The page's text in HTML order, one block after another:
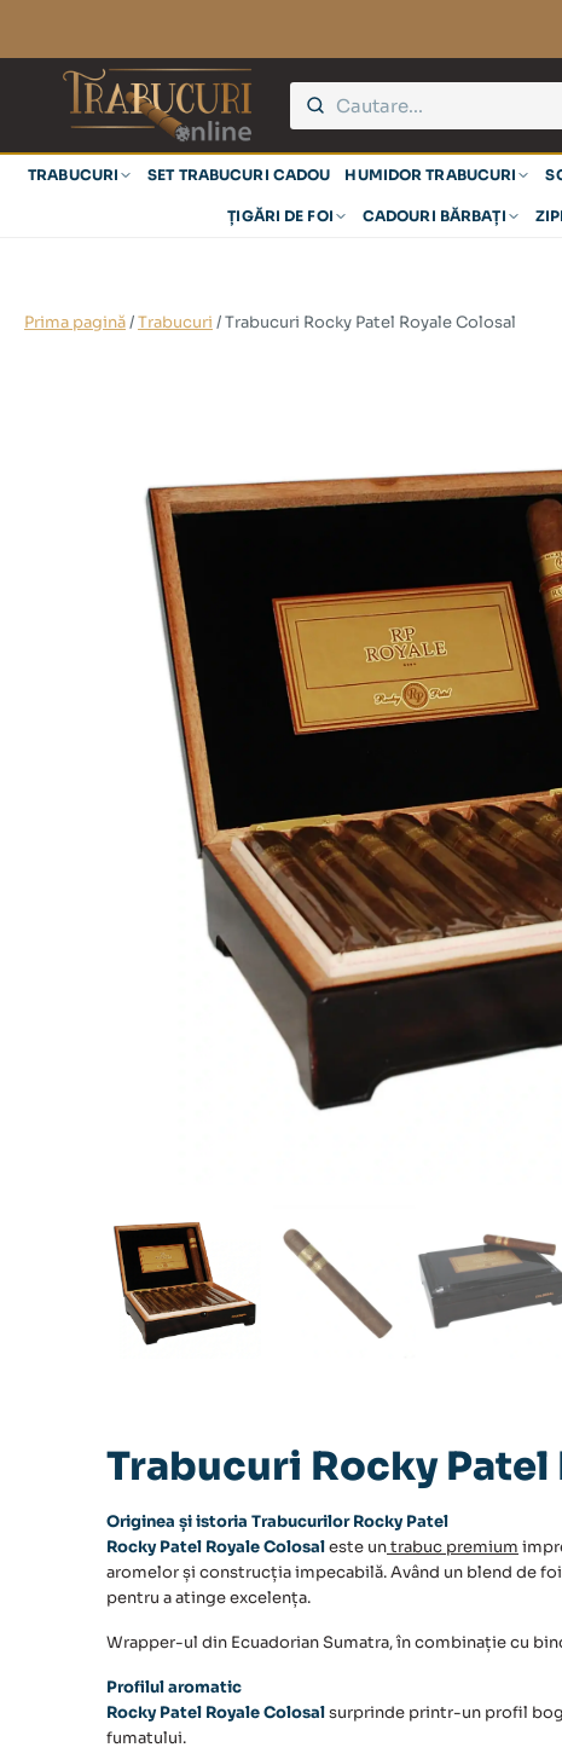
TRABUCURI SET TRABUCURI CADOU HUMIDOR TRABUCURI
ȚIGĂRI DE FOI CADOURI BĂRBAȚI
Prima pagină/Trabucuri / Trabucuri Rocky Patel Royale Colosal
Trabucuri Rocky Patel
Originea și istoria Trabucurilor Rocky Patel
Rocky Patel Royale Colosaleste untrabuc premium
aromelor și construcția impecabilă. Având un blend de
pentru a atinge excelența.
Wrapper-ul din Ecuadorian Sumatra, în combinație cu
Profilul aromatic
Rocky Patel Royale Colosalsurprinde printr-un profil
fumatului.